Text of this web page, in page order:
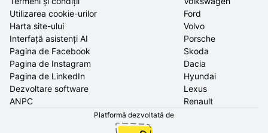
Utilizarea cookie-urilor
Harta site-ului
Interfață asistenți AI
Pagina de Facebook
Pagina de Instagram
Pagina de LinkedIn
Dezvoltare software
ANPC
Ford
Volvo
Porsche
Skoda
Dacia
Hyundai
Lexus
Renault
Platformă dezvoltată de